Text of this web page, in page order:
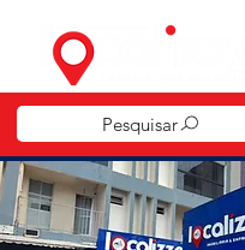
Pesquisar